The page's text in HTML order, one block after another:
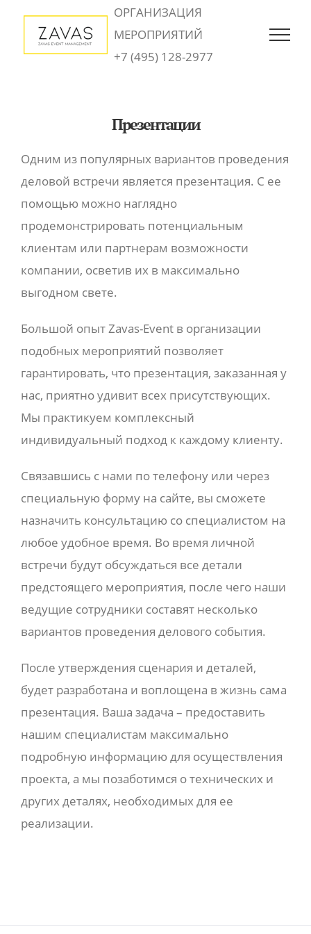
content
ОРГАНИЗАЦИЯ
МЕРОПРИЯТИЙ
+7 (495) 128-2977
Презентации
Одним из популярных вариантов проведения
деловой встречи является презентация. С ее
помощью можно наглядно
продемонстрировать потенциальным
клиентам или партнерам возможности
компании, осветив их в максимально
выгодном свете.
Большой опыт Zavas-Event в организации
подобных мероприятий позволяет
гарантировать, что презентация, заказанная у
нас, приятно удивит всех присутствующих.
Мы практикуем комплексный
индивидуальный подход к каждому клиенту.
Связавшись с нами по телефону или через
специальную форму на сайте, вы сможете
назначить консультацию со специалистом на
любое удобное время. Во время личной
встречи будут обсуждаться все детали
предстоящего мероприятия, после чего наши
ведущие сотрудники составят несколько
вариантов проведения делового события.
После утверждения сценария и деталей,
будет разработана и воплощена в жизнь сама
презентация. Ваша задача – предоставить
нашим специалистам максимально
подробную информацию для осуществления
проекта, а мы позаботимся о технических и
других деталях, необходимых для ее
реализации.